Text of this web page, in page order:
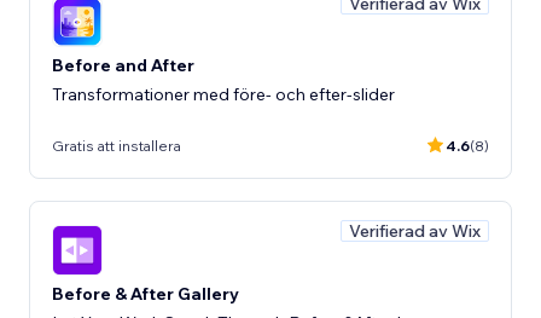
Before and After
Transformationer med före- och efter-slider
Gratis att installera 4.6(8)
Verifierad av Wix
Before & After Gallery